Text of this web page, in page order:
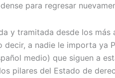
para regresar
y tramitada desde los
decir, a nadie le importa ya
medio) que siguen a
pilares del Estado de